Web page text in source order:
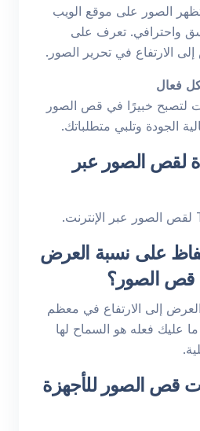
تظهر الصور على موقع الويب
واحترافي. تعرف على
الارتفاع في تحرير الصور.
فعال
لتصبح خبيرًا في قص الصور
الجودة وتلبي متطلباتك.
لقص الصور عبر
على نسبة العرض
قص الصور؟
إلى الارتفاع في معظم
عليك فعله هو السماح لها
قص الصور للأجهزة